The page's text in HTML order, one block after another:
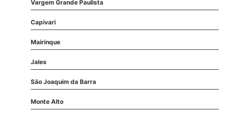
Vargem Grande Paulista
Capivari
Mairinque
Jales
São Joaquim da Barra
Monte Alto